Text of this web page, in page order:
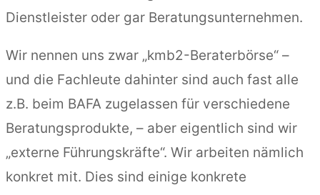
Dienstleister oder gar Beratungsunternehmen.
Wir nennen uns zwar „kmb2-Beraterbörse“ –
und die Fachleute dahinter sind auch fast alle
z.B. beim BAFA zugelassen für verschiedene
Beratungsprodukte, – aber eigentlich sind wir
„externe Führungskräfte“. Wir arbeiten nämlich
konkret mit. Dies sind einige konkrete